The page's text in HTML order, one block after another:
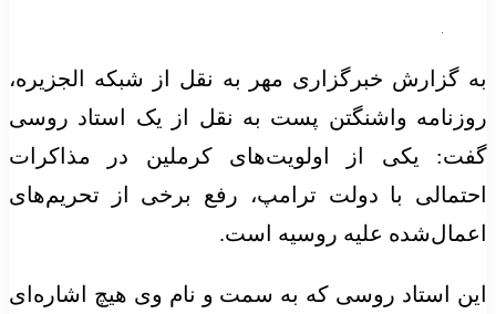
به گزارش خبرگزاری مهر به نقل از شبکه الجزیره،
روزنامه واشنگتن پست به نقل از یک استاد روسی
گفت: یکی از اولویت‌های کرملین در مذاکرات
احتمالی با دولت ترامپ، رفع برخی از تحریم‌های
اعمال‌شده علیه روسیه است.
این استاد روسی که به سمت و نام وی هیچ اشاره‌ای